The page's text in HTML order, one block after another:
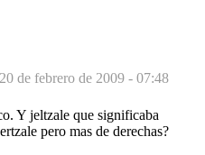
20 de febrero de 2009 - 07:48
Y jeltzale que significaba
pero mas de derechas?